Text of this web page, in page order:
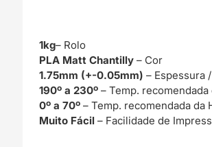
1kg– Rolo
PLA Matt Chantilly– Cor
1.75mm (+-0.05mm) – Espessura
190º a 230º – Temp.
0º a 70º – Temp. recomendada
Muito Fácil– Facilidade de